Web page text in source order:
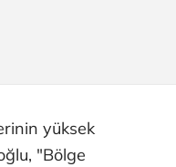
yüksek
"Bölge